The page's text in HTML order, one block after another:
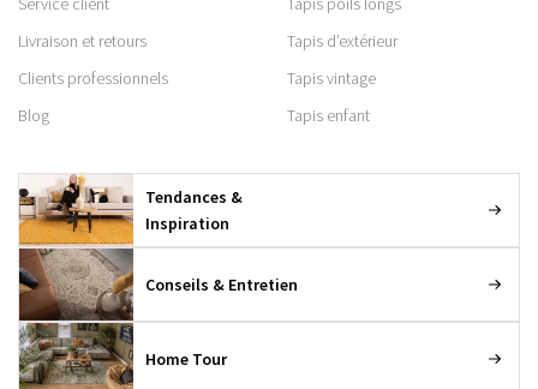
Livraison et retours
Clients professionnels
Blog
Tapis d’extérieur
Tapis vintage
Tapis enfant
Tendances &
Inspiration
Conseils & Entretien
Home Tour